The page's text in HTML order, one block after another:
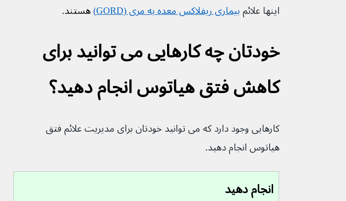
اینها علائم بیماری ریفلاکس معده به مری (GORD) هستند.
خودتان چه کارهایی می توانید برای
کاهش فتق هیاتوس انجام دهید؟
کارهایی وجود دارد که می توانید خودتان برای مدیریت علائم فتق
هیاتوس انجام دهید.
انجام دهید